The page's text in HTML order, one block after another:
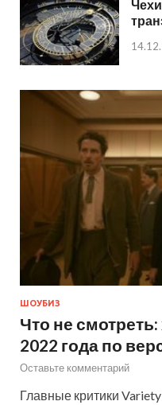
ШОУБИЗ
Что не
2022 года по
Оставьте комментарий
Главные критики